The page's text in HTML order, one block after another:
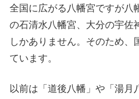
全国に広がる八幡宮ですが八
の石清水八幡宮、大分の宇佐
しかありません。そのため、
ています。
以前は「道後八幡」や「湯月